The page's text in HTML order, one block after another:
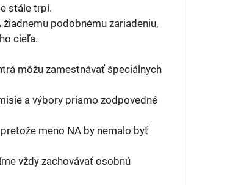
stále trpí.
podobnému zariadeniu,
cieľa.
môžu zamestnávať špeciálnych
a výbory priamo zodpovedné
meno NA by nemalo byť
vždy zachovávať osobnú